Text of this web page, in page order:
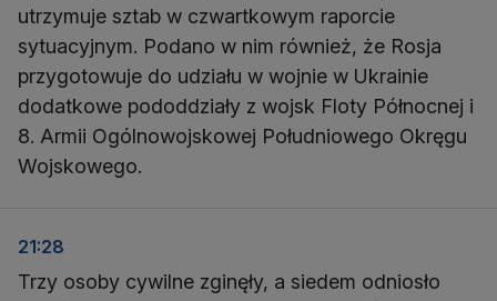
utrzymuje sztab w czwartkowym raporcie
sytuacyjnym. Podano w nim również, że Rosja
przygotowuje do udziału w wojnie w Ukrainie
dodatkowe pododdziały z wojsk Floty Północnej i
8. Armii Ogólnowojskowej Południowego Okręgu
Wojskowego.
21:28
Trzy osoby cywilne zginęły, a siedem odniosło